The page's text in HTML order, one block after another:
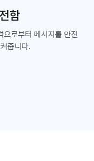
함
으로부터 메시지를 안전
줍니다.